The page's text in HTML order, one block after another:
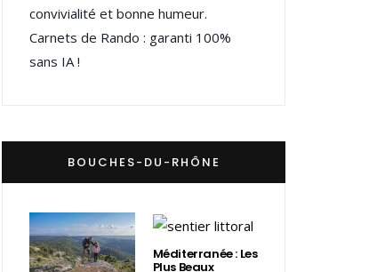
convivialité et bonne humeur.
Carnets de Rando : garanti 100%
sans IA !
BOUCHES-DU-RHÔNE
Méditerranée : Les
Plus Beaux